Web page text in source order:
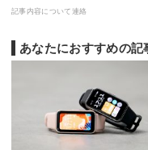
記事内容について連絡
あなたにおすすめの記